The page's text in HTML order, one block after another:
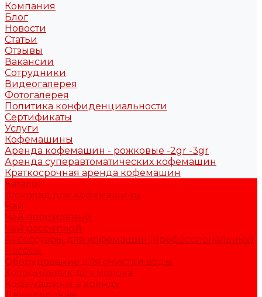
Компания
Блог
Новости
Статьи
Отзывы
Вакансии
Сотрудники
Видеогалерея
Фотогалерея
Политика конфиденциальности
Сертификаты
Услуги
Кофемашины
Аренда кофемашин - рожковые -2gr -3gr
Аренда суперавтоматических кофемашин
Краткосрочная аренда кофемашин
Каталог
Шоколад для кофемашины
Чай
Чай порционный
Чай рассыпной
Аксессуары для кофемашин (профессиональных)
Насосы
Оборудование для очистки воды
Холодильник для молока
Кофемашины в аренду